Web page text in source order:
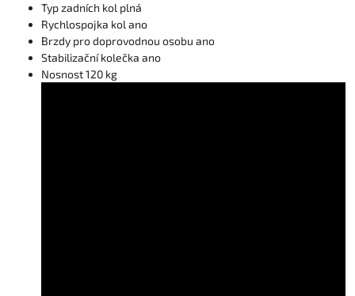
Typ zadních kol plná
Rychlospojka kol ano
Brzdy pro doprovodnou osobu ano
Stabilizační kolečka ano
Nosnost 120 kg